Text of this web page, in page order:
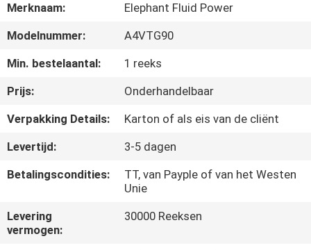
KWALITEITSCONTROLE
CONTACTEER
ONS
NIEUWS
GEVALLEN
SITEMAP
Merknaam:
Elephant Fluid Power
Modelnummer:
A4VTG90
Min. bestelaantal:
1 reeks
Prijs:
Onderhandelbaar
Verpakking Details:
Karton of als eis van de cliënt
Levertijd:
3-5 dagen
Betalingscondities:
TT, van Payple of van het Westen
Unie
Levering
vermogen:
30000 Reeksen